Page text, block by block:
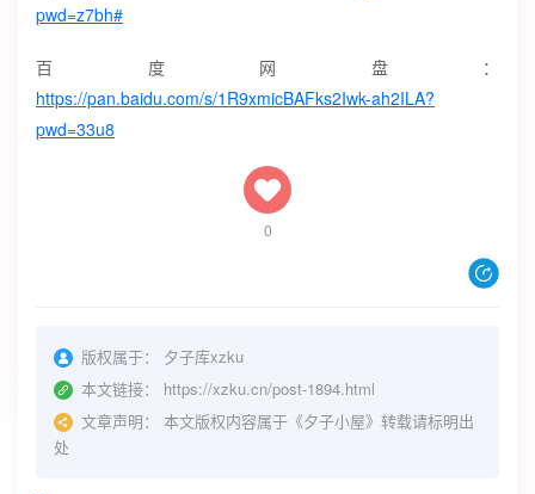
pwd=z7bh#
百度网盘：
https://pan.baidu.com/s/1R9xmicBAFks2Iwk-ah2ILA?
pwd=33u8
0
版权属于：
夕子库xzku
本文链接：
https://xzku.cn/post-1894.html
文章声明：
本文版权内容属于《夕子小屋》转载请标明出
处